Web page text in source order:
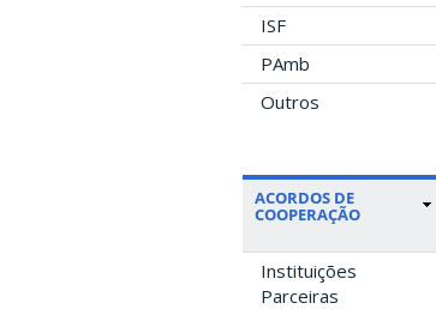
ISF
PAmb
Outros
ACORDOS DE
COOPERAÇÃO
Instituições
Parceiras